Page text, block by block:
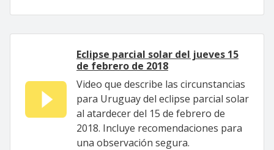
Eclipse parcial solar del jueves 15
de febrero de 2018
Video que describe las circunstancias
para Uruguay del eclipse parcial solar
al atardecer del 15 de febrero de
2018. Incluye recomendaciones para
una observación segura.